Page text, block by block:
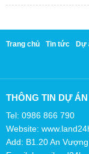
Trang chủ Tin tức Dự
THÔNG TIN DỰ
Tel: 0986 866 790
Website:
Add: B1.20 An